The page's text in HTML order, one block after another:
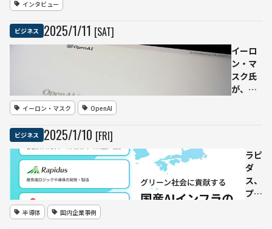
GMO
AI＆
ロボ
ティ
本の
ロボ
ット
産業
インタビュー
ビジネス 2025/1/11 [SAT]
イーロ
ン・マ
スク氏
が、
え株式
競売を
提案
イーロン・マスク OpenAI
ビジネス 2025/1/10 [FRI]
ラピ
ダ
ス、
プリ
半導体 国内企業事例